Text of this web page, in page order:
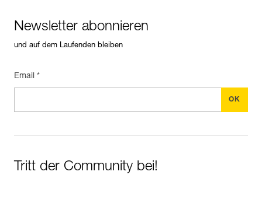
Newsletter abonnieren
und auf dem Laufenden bleiben
Email *
Tritt der Community bei!